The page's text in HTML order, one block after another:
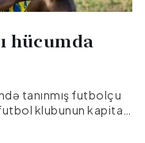
hücumda
tanınmış futbolçu
klubunun kapitanı
Makindaye
naməlum şəxslərin